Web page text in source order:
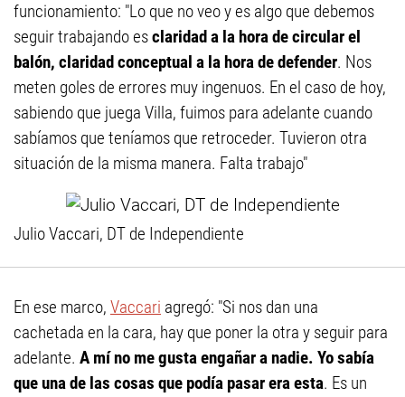
funcionamiento: "Lo que no veo y es algo que debemos
seguir trabajando esclaridad a la hora de circular el
balón, claridad conceptual a la hora de defender. Nos
meten goles de errores muy ingenuos. En el caso de hoy,
sabiendo que juega Villa, fuimos para adelante cuando
sabíamos que teníamos que retroceder. Tuvieron otra
situación de la misma manera. Falta trabajo"
Julio Vaccari, DT de Independiente
En ese marco, Vaccari agregó: "Si nos dan una
cachetada en la cara, hay que poner la otra y seguir para
adelante. A mí no me gusta engañar a nadie. Yo sabía
que una de las cosas que podía pasar era esta. Es un